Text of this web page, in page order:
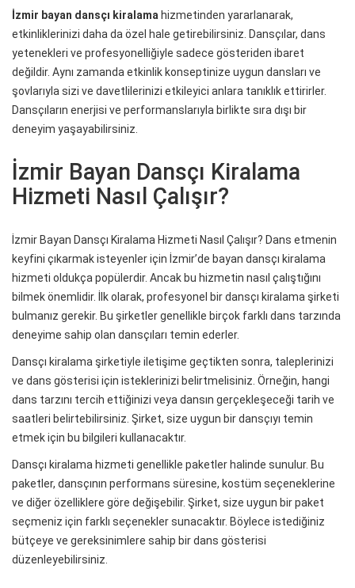
İzmir bayan dansçı kiralama hizmetinden yararlanarak,
etkinliklerinizi daha da özel hale getirebilirsiniz. Dansçılar, dans
yetenekleri ve profesyonelliğiyle sadece gösteriden ibaret
değildir. Aynı zamanda etkinlik konseptinize uygun dansları ve
şovlarıyla sizi ve davetlilerinizi etkileyici anlara tanıklık ettirirler.
Dansçıların enerjisi ve performanslarıyla birlikte sıra dışı bir
deneyim yaşayabilirsiniz.
İzmir Bayan Dansçı Kiralama
Hizmeti Nasıl Çalışır?
İzmir Bayan Dansçı Kiralama Hizmeti Nasıl Çalışır? Dans etmenin
keyfini çıkarmak isteyenler için İzmir’de bayan dansçı kiralama
hizmeti oldukça popülerdir. Ancak bu hizmetin nasıl çalıştığını
bilmek önemlidir. İlk olarak, profesyonel bir dansçı kiralama şirketi
bulmanız gerekir. Bu şirketler genellikle birçok farklı dans tarzında
deneyime sahip olan dansçıları temin ederler.
Dansçı kiralama şirketiyle iletişime geçtikten sonra, taleplerinizi
ve dans gösterisi için isteklerinizi belirtmelisiniz. Örneğin, hangi
dans tarzını tercih ettiğinizi veya dansın gerçekleşeceği tarih ve
saatleri belirtebilirsiniz. Şirket, size uygun bir dansçıyı temin
etmek için bu bilgileri kullanacaktır.
Dansçı kiralama hizmeti genellikle paketler halinde sunulur. Bu
paketler, dansçının performans süresine, kostüm seçeneklerine
ve diğer özelliklere göre değişebilir. Şirket, size uygun bir paket
seçmeniz için farklı seçenekler sunacaktır. Böylece istediğiniz
bütçeye ve gereksinimlere sahip bir dans gösterisi
düzenleyebilirsiniz.